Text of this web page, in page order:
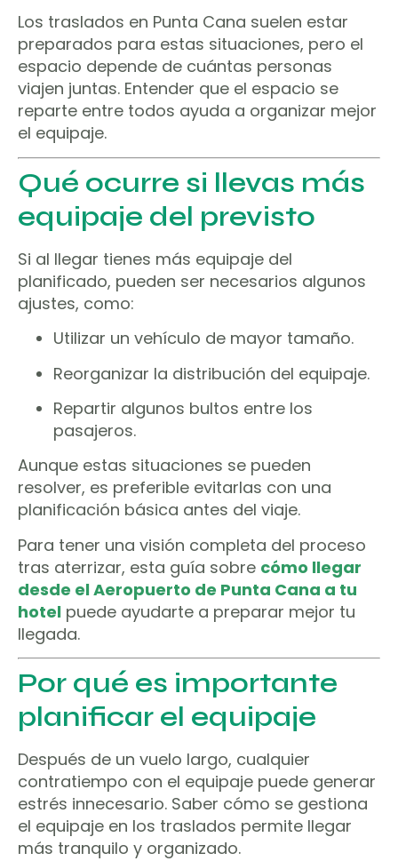
Los traslados en Punta Cana suelen estar
preparados para estas situaciones, pero el
espacio depende de cuántas personas
viajen juntas. Entender que el espacio se
reparte entre todos ayuda a organizar mejor
el equipaje.
Qué ocurre si llevas más
equipaje del previsto
Si al llegar tienes más equipaje del
planificado, pueden ser necesarios algunos
ajustes, como:
Utilizar un vehículo de mayor tamaño.
Reorganizar la distribución del equipaje.
Repartir algunos bultos entre los
pasajeros.
Aunque estas situaciones se pueden
resolver, es preferible evitarlas con una
planificación básica antes del viaje.
Para tener una visión completa del proceso
tras aterrizar, esta guía sobre cómo llegar
desde el Aeropuerto de Punta Cana a tu
hotel puede ayudarte a preparar mejor tu
llegada.
Por qué es importante
planificar el equipaje
Después de un vuelo largo, cualquier
contratiempo con el equipaje puede generar
estrés innecesario. Saber cómo se gestiona
el equipaje en los traslados permite llegar
más tranquilo y organizado.